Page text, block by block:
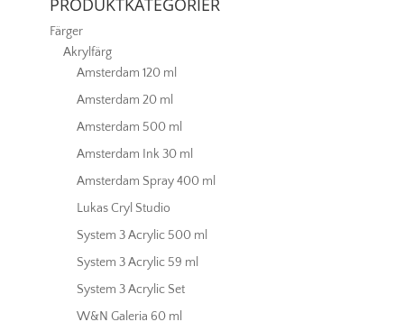
PRODUKTKATEGORIER
Färger
Akrylfärg
Amsterdam 120 ml
Amsterdam 20 ml
Amsterdam 500 ml
Amsterdam Ink 30 ml
Amsterdam Spray 400 ml
Lukas Cryl Studio
System 3 Acrylic 500 ml
System 3 Acrylic 59 ml
System 3 Acrylic Set
W&N Galeria 60 ml